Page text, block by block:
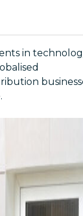
in